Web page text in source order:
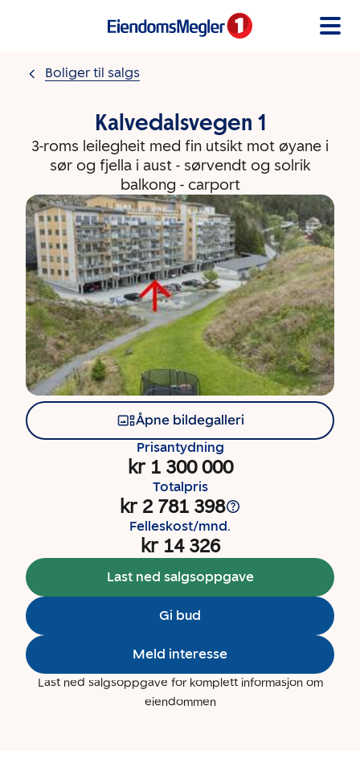
Boliger til salgs
Kalvedalsvegen 1
3-roms leilegheit med fin utsikt mot øyane i
sør og fjella i aust - sørvendt og solrik
balkong - carport
Åpne bildegalleri
Prisantydning
kr 1 300 000
Totalpris
kr 2 781 398
Felleskost/mnd.
kr 14 326
Last ned salgsoppgave
Gi bud
Meld interesse
Last ned salgsoppgave for komplett informasjon om
eiendommen